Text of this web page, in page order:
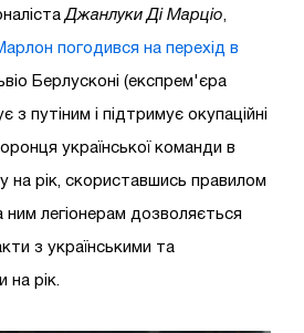
Джанлуки Ді Марціо
погодився на перехід в
Берлусконі (експрем'єра
з путіним і підтримує окупаційні
української команди в
на рік, скориставшись правилом
легіонерам дозволяється
з українськими та
на рік.